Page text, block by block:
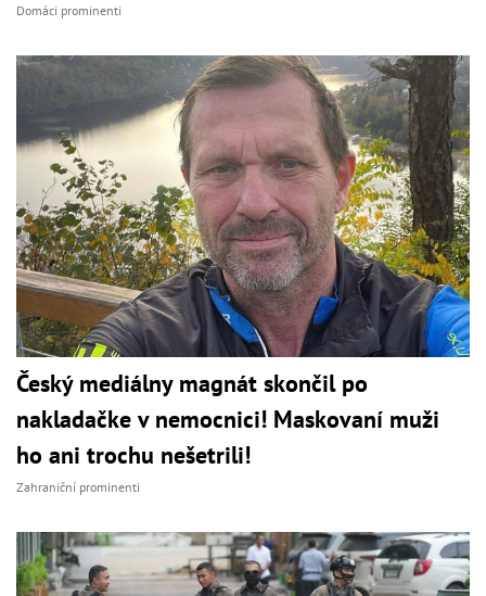
Domáci prominenti
Český mediálny magnát skončil po
nakladačke v nemocnici! Maskovaní muži
ho ani trochu nešetrili!
Zahraniční prominenti